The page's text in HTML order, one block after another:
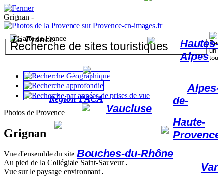
Grignan -
Photos de Provence
Grignan
Vue d'ensemble du site
Au pied de la Collégiale Saint-Sauveur
Vue sur le paysage environnant
La France
Région PACA
Bouches-du-Rhône
Vaucluse
Var
de-
Haute-
Hautes-
Alpes